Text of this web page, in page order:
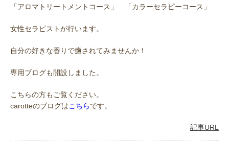
「アロマトリートメントコース」 「カラーセラピーコース」
女性セラピストが行います。
自分の好きな香りで癒されてみませんか！
専用ブログも開設しました。
こちらの方もご覧ください。
carotteのブログはこちらです。
記事URL